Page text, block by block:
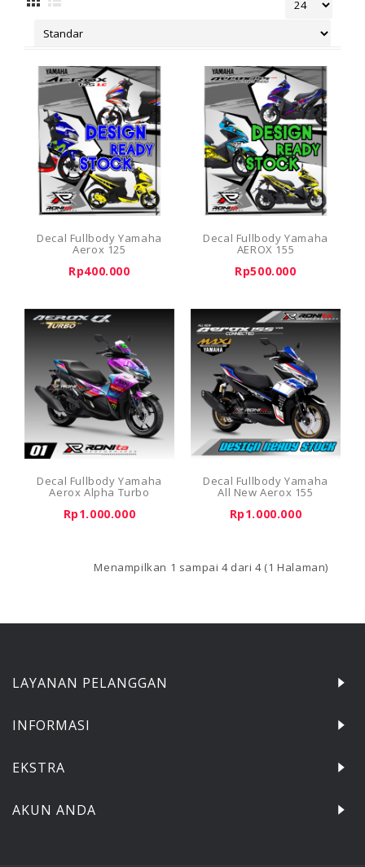
Decal Fullbody Yamaha
Aerox 125
Rp400.000
Decal Fullbody Yamaha
AEROX 155
Rp500.000
Decal Fullbody Yamaha
Aerox Alpha Turbo
Rp1.000.000
Decal Fullbody Yamaha
All New Aerox 155
Rp1.000.000
Menampilkan 1 sampai 4 dari 4 (1 Halaman)
LAYANAN PELANGGAN
INFORMASI
EKSTRA
AKUN ANDA